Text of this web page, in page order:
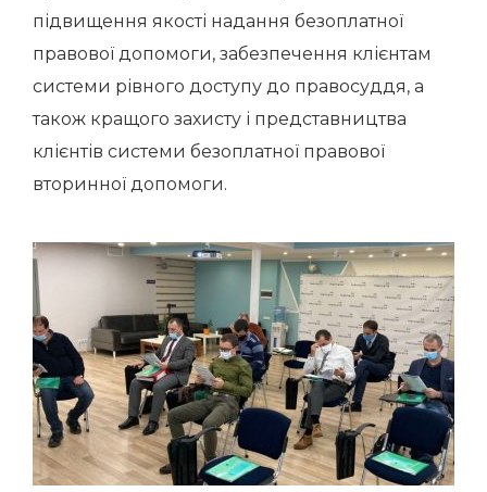
підвищення якості надання безоплатної
правової допомоги, забезпечення клієнтам
системи рівного доступу до правосуддя, а
також кращого захисту і представництва
клієнтів системи безоплатної правової
вторинної допомоги.